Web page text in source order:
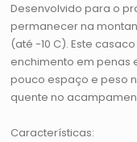
Desenvolvido para o
permanecer na
(até -10 C). Este
enchimento em penas
pouco espaço e peso
quente no
Características: